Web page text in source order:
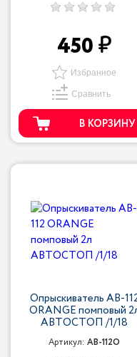
450
Избранное
Сравнить
В КОРЗИНУ
Опрыскиватель AB-
ORANGE помповый
АВТОСТОП /1/18
Артикул: AB-112O